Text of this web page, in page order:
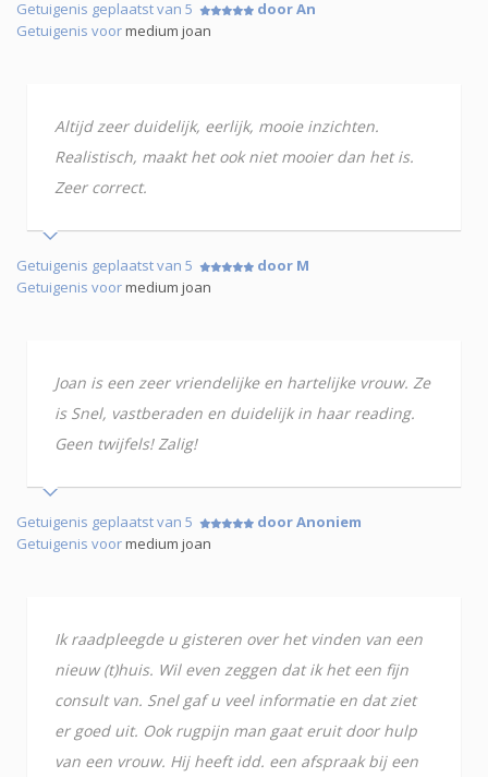
Getuigenis geplaatst van 5
door An
Getuigenis voormedium joan
Altijd zeer duidelijk, eerlijk, mooie inzichten.
Realistisch, maakt het ook niet mooier dan het is.
Zeer correct.
Getuigenis geplaatst van 5
door M
Getuigenis voormedium joan
Joan is een zeer vriendelijke en hartelijke vrouw. Ze
is Snel, vastberaden en duidelijk in haar reading.
Geen twijfels! Zalig!
Getuigenis geplaatst van 5
door Anoniem
Getuigenis voormedium joan
Ik raadpleegde u gisteren over het vinden van een
nieuw (t)huis. Wil even zeggen dat ik het een fijn
consult van. Snel gaf u veel informatie en dat ziet
er goed uit. Ook rugpijn man gaat eruit door hulp
van een vrouw. Hij heeft idd. een afspraak bij een